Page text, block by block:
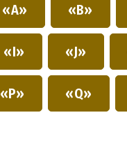
«A» «B»
«I» «J»
«P» «Q»